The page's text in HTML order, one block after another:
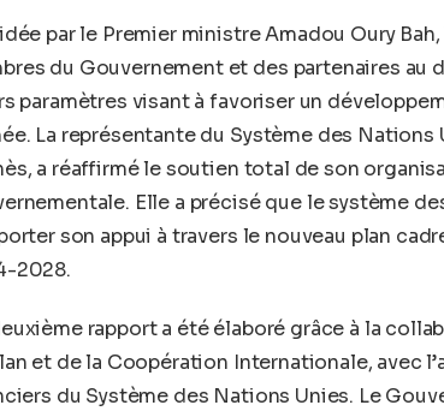
par le Premier ministre Amadou Oury
du Gouvernement et des partenaires au
paramètres visant à favoriser un
La représentante du Système des Nations
a réaffirmé le soutien total de son
Elle a précisé que le système
son appui à travers le nouveau plan
2028.
rapport a été élaboré grâce à la
et de la Coopération Internationale, avec
du Système des Nations Unies. Le